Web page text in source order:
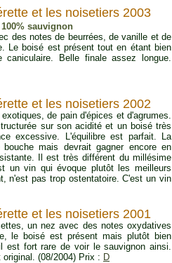
et les noisetiers 2003
sauvignon
des notes de beurrées, de vanille et de
Le boisé est présent tout en étant bien
caniculaire. Belle finale assez longue.
et les noisetiers 2002
de pain d'épices et d'agrumes.
sur son acidité et un boisé très
excessive. L'équilibre est parfait. La
mais devrait gagner encore en
Il est très différent du millésime
un vin qui évoque plutôt les meilleurs
n'est pas trop ostentatoire. C'est un vin
et les noisetiers 2001
un nez avec des notes oxydatives
le boisé est présent mais plutôt bien
est fort rare de voir le sauvignon ainsi.
(08/2004) Prix : D